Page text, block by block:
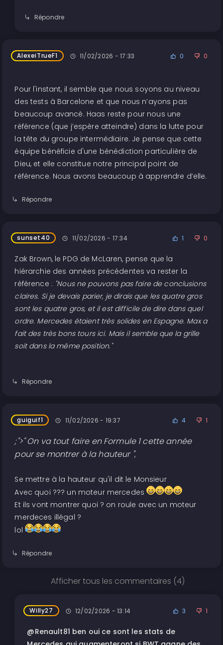
Répondre
AlexeiTrueF1 11/02/2026 - 17:33 0 0
Pour l'instant, il semble que nous soyons au niveau
des tests à Barcelone et que nous n’ayons pas
beaucoup avancé. Haas reste pour nous une
référence (que j’espère atteindre) dans la lutte pour
la tête du groupe intermédiaire. Je pense que cette
équipe bénéficie d'une bénédiction particulière de
Dieu, et elle constitue notre principal point de
référence. Nous avons beaucoup à apprendre d’elle.
Répondre
sunset40 11/02/2026 - 17:34 1 0
Zak Brown, le PDG de McLaren, pense que la
hiérarchie des années précédentes va rester la
référence : "Nous ne pouvons pas faire de conclusions
claires. Si je devais parier, je dirais que les quatre gros
sont les quatre gros, et il est difficile de dire dans quel
ordre. Mercedes étaient très solides en Espagne. Max a
fait des très bons tours ici. Mais il semble que la grille
soit dans la même position."
Répondre
guiguif1 11/02/2026 - 19:37 4 1
;">" On va tout faire en Formule 1 cette année
pour se montrer à la hauteur ",
Se mettre à la hauteur qu'il dit le Monsieur
Avec quoi ??? un moteur mercedes
Et ils vont montrer quoi ? on roule avec un moteur
merdeces illégal ?
lol
Répondre
Afficher tous les commentaires (4)
Willy27 12/02/2026 - 13:14 3 1
@Renault81 ben oui ce sont les stats de